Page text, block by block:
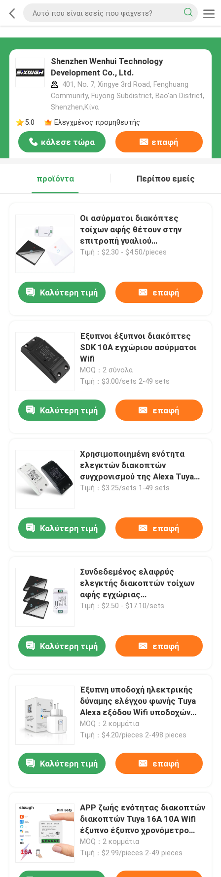
Shenzhen Wenhui Technology
Development Co., Ltd.
401, No. 7, Xingye 3rd Road, Fenghuang
Community, Fuyong Subdistrict, Bao'an District,
Shenzhen,Κίνα
5.0
Ελεγχμένος προμηθευτής
κάλεσε τώρα επαφή
προϊόντα Περίπου εμείς
Οι ασύρματοι διακόπτες
τοίχων αφής θέτουν στην
επιτροπή γυαλιού
πολυτέλειας RF433 1gang το
Τιμή：$2.30 - $4.50/pieces
Καλύτερη τιμή επαφή
Έξυπνοι έξυπνοι διακόπτες
SDK 10A εγχώριου ασύρματοι
Wifi
MOQ：2 σύνολα
Τιμή：$3.00/sets 2-49 sets
Καλύτερη τιμή επαφή
Χρησιμοποιημένη ενότητα
ελεγκτών διακοπτών
συγχρονισμού της Alexa Tuya
Wifi
Τιμή：$3.25/sets 1-49 sets
Καλύτερη τιμή επαφή
Συνδεδεμένος ελαφρύς
ελεγκτής διακοπτών τοίχων
αφής εγχώριας
αυτοματοποίησης διακοπτών
Τιμή：$2.50 - $17.10/sets
Καλύτερη τιμή επαφή
Έξυπνη υποδοχή ηλεκτρικής
δύναμης ελέγχου φωνής Tuya
Alexa εξόδου Wifi υποδοχών
βουλωμάτων της ΕΕ
MOQ：2 κομμάτια
Τιμή：$4.20/pieces 2-498 pieces
Καλύτερη τιμή επαφή
APP ζωής ενότητας διακοπτών
διακοπτών Tuya 16A 10A Wifi
έξυπνο έξυπνο χρονόμετρο
ηλεκτρονόμων φωνής
διακοπτών τηλεχειρισμού
MOQ：2 κομμάτια
Τιμή：$2.99/pieces 2-49 pieces